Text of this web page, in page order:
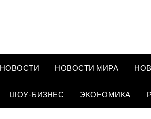
НОВОСТИ НОВОСТИ МИРА
ШОУ-БИЗНЕС ЭКОНОМИКА